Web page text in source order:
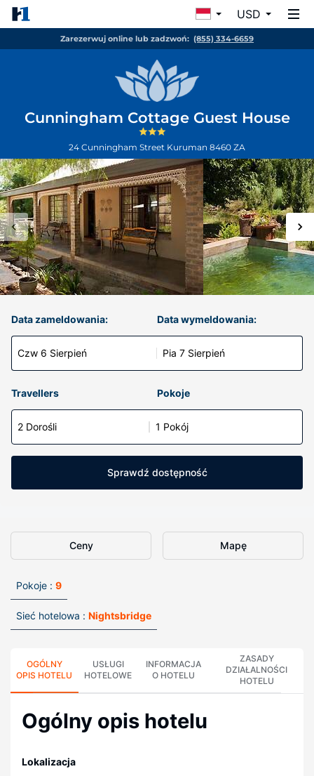
USD
Zarezerwuj online lub zadzwoń: (855) 334-6659
Cunningham Cottage Guest House
24 Cunningham Street Kuruman 8460 ZA
Data zameldowania:
Czw 6 Sierpień
Data wymeldowania:
Pia 7 Sierpień
Travellers Pokoje
2 Dorośli 1 Pokój
Sprawdź dostępność
Ceny Mapę
Pokoje : 9
Sieć hotelowa : Nightsbridge
OGÓLNY
OPIS HOTELU
USŁUGI
HOTELOWE
INFORMACJA
O HOTELU
ZASADY
DZIAŁALNOŚCI
HOTELU
Ogólny opis hotelu
Lokalizacja